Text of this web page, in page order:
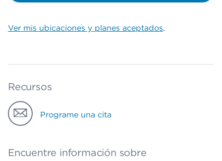
Ver mis ubicaciones y planes aceptados.
Recursos
Programe una cita
Encuentre información sobre